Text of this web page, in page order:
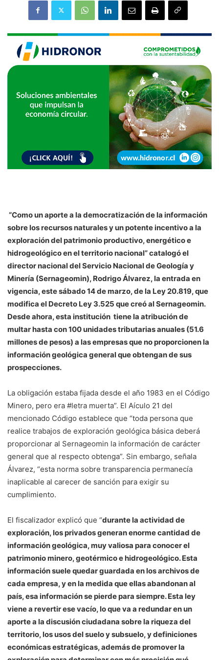
“Como un aporte a la democratización de la información
sobre los recursos naturales y un potente incentivo a la
exploración del patrimonio productivo, energético e
hidrogeológico en el territorio nacional” catalogó el
director nacional del Servicio Nacional de Geología y
Minería (Sernageomin), Rodrigo Álvarez, la entrada en
vigencia, este sábado 14 de marzo, de la Ley 20.819, que
modifica el Decreto Ley 3.525 que creó al Sernageomin.
Desde ahora, esta institución tiene la atribución de
multar hasta con 100 unidades tributarias anuales (51.6
millones de pesos) a las empresas que no proporcionen la
información geológica general que obtengan de sus
prospecciones.
La obligación estaba fijada desde el año 1983 en el Código
Minero, pero era #letra muerta”. El Aículo 21 del
mencionado Código establece que “toda persona que
realice trabajos de exploración geológica básica deberá
proporcionar al Sernageomin la información de carácter
general que al respecto obtenga”. Sin embargo, señala
Álvarez, “esta norma sobre transparencia permanecía
inaplicable al carecer de sanción para exigir su
cumplimiento.
El fiscalizador explicó que “durante la actividad de
exploración, los privados generan enorme cantidad de
información geológica, muy valiosa para conocer el
patrimonio minero, geotérmico e hidrogeológico. Esta
información suele quedar guardada en los archivos de
cada empresa, y en la medida que ellas abandonan al
país, esa información se pierde para siempre. Esta ley
viene a revertir ese vacío, lo que va a redundar en un
aporte a la discusión ciudadana sobre la riqueza del
territorio, los usos del suelo y subsuelo, y definiciones
económicas estratégicas, además de promover la